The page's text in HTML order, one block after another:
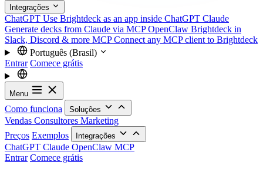
Integrações
ChatGPT Use Brightdeck as an app inside ChatGPT Claude
Generate decks from Claude via MCP OpenClaw Brightdeck in
Slack, Discord & more MCP Connect any MCP client to Brightdeck
Português (Brasil)
Entrar Comece grátis
Menu
Como funciona Soluções
Vendas Consultores Marketing
Preços Exemplos Integrações
ChatGPT Claude OpenClaw MCP
Entrar Comece grátis